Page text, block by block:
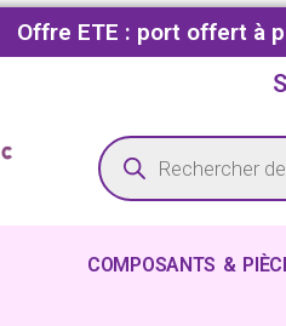
Offre ETE : port offert à
COMPOSANTS &